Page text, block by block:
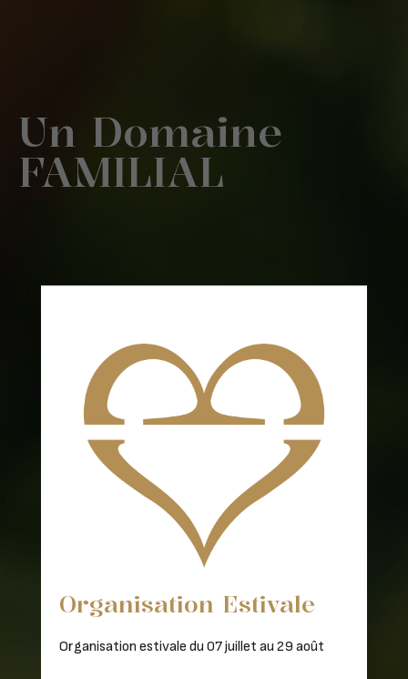
Organisation Estivale
Organisation estivale du 07 juillet au 29 août
Un Domaine
FAMILIAL